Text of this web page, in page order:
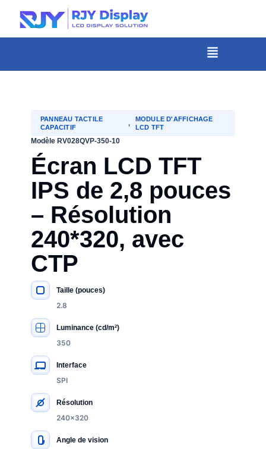
Hauteur
personnalisée
Menu
PANNEAU TACTILE
CAPACITIF
,
MODULE D'AFFICHAGE
LCD TFT
Modèle RV028QVP-350-10
Écran LCD TFT
IPS de 2,8 pouces
– Résolution
240*320, avec
CTP
SPÉCIFICATIONS CLÉS
Taille (pouces)
2.8
Luminance (cd/m²)
350
Interface
SPI
Résolution
240x320
Angle de vision